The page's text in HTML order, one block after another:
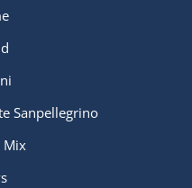
Sanpellegrino
Mix